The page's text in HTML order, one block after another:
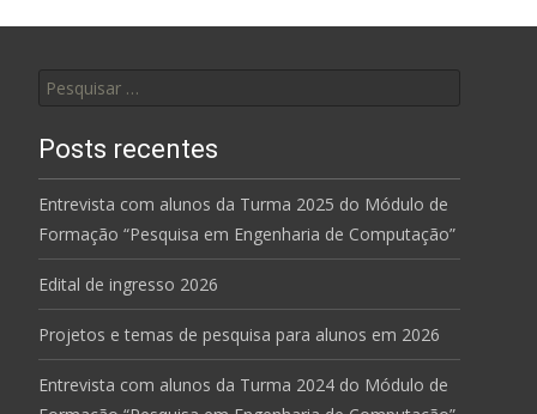
por:
Posts recentes
Entrevista com alunos da Turma 2025 do Módulo de
Formação “Pesquisa em Engenharia de Computação”
Edital de ingresso 2026
Projetos e temas de pesquisa para alunos em 2026
Entrevista com alunos da Turma 2024 do Módulo de